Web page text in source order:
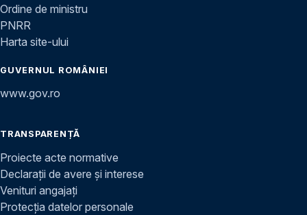
Ordine de ministru
PNRR
Harta site-ului
GUVERNUL ROMÂNIEI
www.gov.ro
TRANSPARENȚĂ
Proiecte acte normative
Declarații de avere și interese
Venituri angajați
Protecția datelor personale